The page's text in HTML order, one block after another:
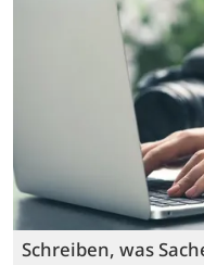
Schreiben, was